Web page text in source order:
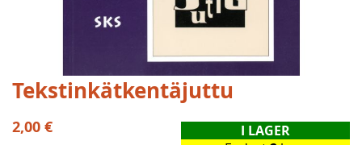
Hoppa
till
början
av
Tekstinkätkentäjuttu
2,00 €
I LAGER